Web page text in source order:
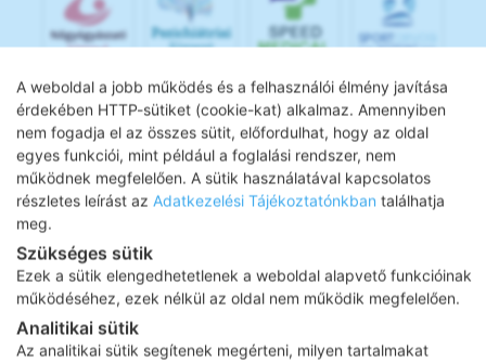
A weboldal a jobb működés és a felhasználói élmény javítása
érdekében HTTP-sütiket (cookie-kat) alkalmaz. Amennyiben
nem fogadja el az összes sütit, előfordulhat, hogy az oldal
egyes funkciói, mint például a foglalási rendszer, nem
működnek megfelelően. A sütik használatával kapcsolatos
részletes leírást az Adatkezelési Tájékoztatónkban találhatja
meg.
Szükséges sütik
Ezek a sütik elengedhetetlenek a weboldal alapvető funkcióinak
működéséhez, ezek nélkül az oldal nem működik megfelelően.
Analitikai sütik
Az analitikai sütik segítenek megérteni, milyen tartalmakat
SPORT
KÖZPONT